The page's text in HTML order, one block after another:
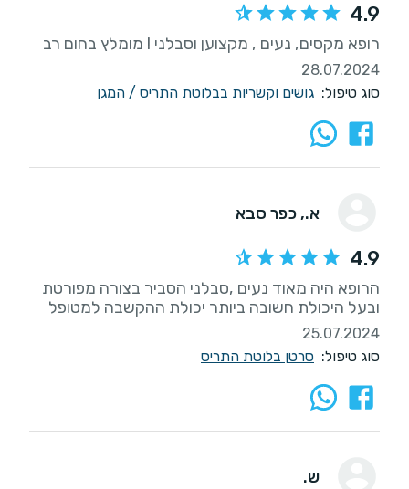
4.9
רופא מקסים, נעים , מקצוען וסבלני ! מומלץ בחום רב
28.07.2024
סוג טיפול: גושים וקשריות בבלוטת התריס / המגן
א., כפר סבא
4.9
הרופא היה מאוד נעים ,סבלני הסביר בצורה מפורטת
ובעל היכולת חשובה ביותר יכולת ההקשבה למטופל
25.07.2024
סוג טיפול: סרטן בלוטת התריס
ש.